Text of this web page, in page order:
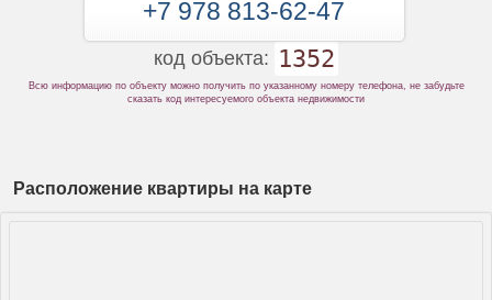
+7 978 813-62-47
код объекта: 1352
Всю информацию по объекту можно получить по указанному номеру телефона, не забудьте
сказать код интересуемого объекта недвижимости
Расположение квартиры на карте